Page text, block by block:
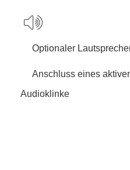
Optionaler
Anschluss eines
Audioklinke